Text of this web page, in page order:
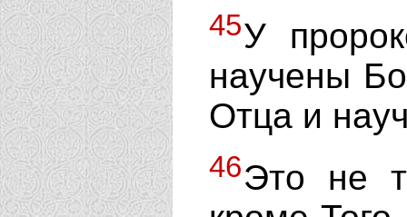
45У
научены
Отца и
46Это не